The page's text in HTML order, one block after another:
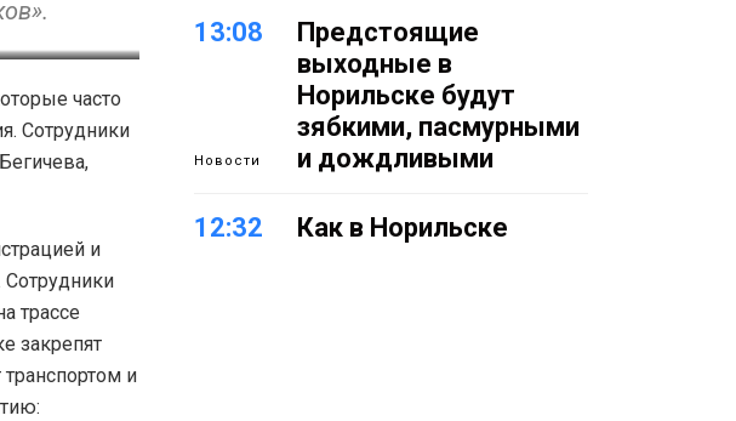
часто
Сотрудники
и
Сотрудники
трассе
закрепят
и
13:08
Новости
Предстоящие
выходные в
Норильске будут
зябкими, пасмурными
и дождливыми
12:32
Как в Норильске